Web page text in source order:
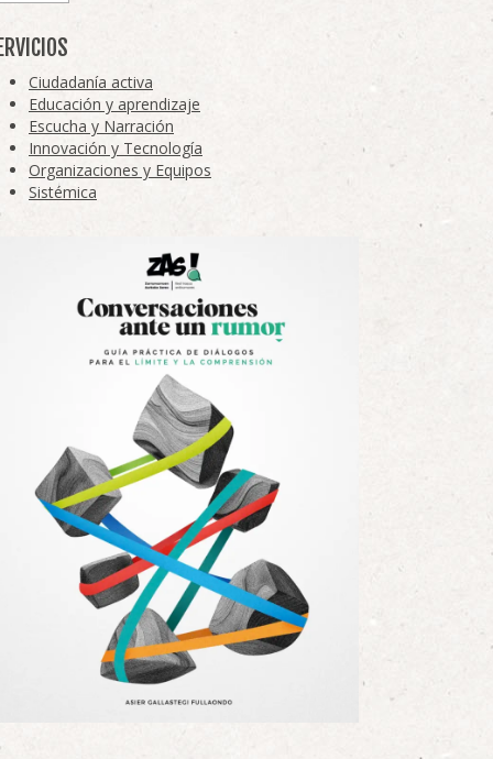
Ciudadanía activa
Educación y aprendizaje
Escucha y Narración
Innovación y Tecnología
Organizaciones y Equipos
Sistémica